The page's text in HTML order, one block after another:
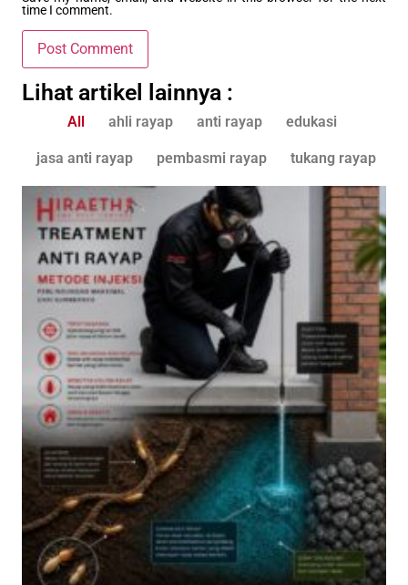
time I comment.
Lihat artikel lainnya :
All ahli rayap anti rayap edukasi
jasa anti rayap pembasmi rayap tukang rayap